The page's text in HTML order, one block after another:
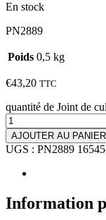
En stock
PN2889
Poids 0,5 kg
€43,20 TTC
quantité de Joint de
AJOUTER AU PANIER
UGS : PN2889
Information